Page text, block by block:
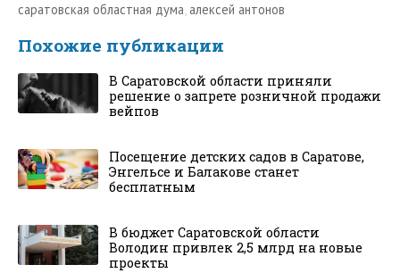
саратовская областная дума, алексей антонов
Похожие публикации
В Саратовской области приняли
решение о запрете розничной продажи
вейпов
Посещение детских садов в Саратове,
Энгельсе и Балакове станет
бесплатным
В бюджет Саратовской области
Володин привлек 2,5 млрд на новые
проекты